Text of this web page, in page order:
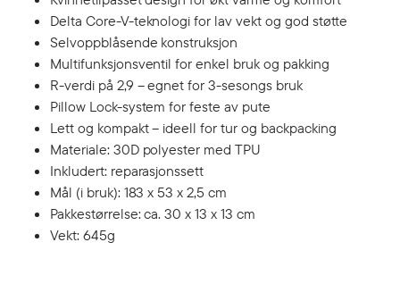
Delta Core-V-teknologi for lav vekt og god støtte
Selvoppblåsende konstruksjon
Multifunksjonsventil for enkel bruk og pakking
R-verdi på 2,9 – egnet for 3-sesongs bruk
Pillow Lock-system for feste av pute
Lett og kompakt – ideell for tur og backpacking
Materiale: 30D polyester med TPU
Inkludert: reparasjonssett
Mål (i bruk): 183 x 53 x 2,5 cm
Pakkestørrelse: ca. 30 x 13 x 13 cm
Vekt: 645g